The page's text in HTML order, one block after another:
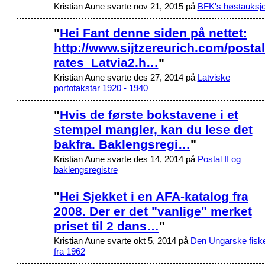
Kristian Aune svarte nov 21, 2015 på BFK's
"Hei Fant denne siden på nettet:
http://www.sijtzereurich.com/
rates_Latvia2.h…"
Kristian Aune svarte des 27, 2014 på Latviske
portotakstar 1920 - 1940
"Hvis de første bokstavene i et
stempel mangler, kan du lese det
bakfra. Baklengsregi…"
Kristian Aune svarte des 14, 2014 på Postal II og
baklengsregistre
"Hei Sjekket i en AFA-katalog fra
2008. Der er det "vanlige" merket
priset til 2 dans…"
Kristian Aune svarte okt 5, 2014 på Den Ungarske
fra 1962